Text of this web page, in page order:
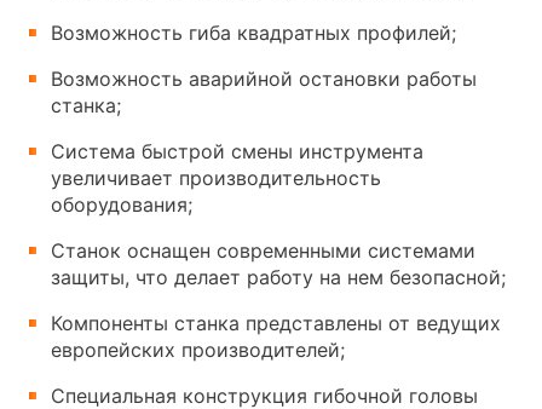
Возможность гиба квадратных профилей;
Возможность аварийной остановки работы
станка;
Система быстрой смены инструмента
увеличивает производительность
оборудования;
Станок оснащен современными системами
защиты, что делает работу на нем безопасной;
Компоненты станка представлены от ведущих
европейских производителей;
Специальная конструкция гибочной головы